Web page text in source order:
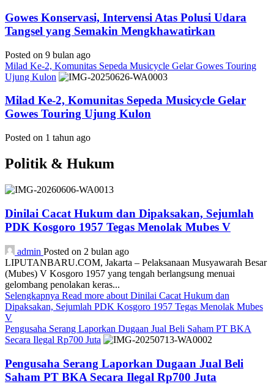
Gowes Konservasi, Intervensi Atas Polusi Udara
Tangsel yang Semakin Mengkhawatirkan
Posted on 9 bulan ago
Milad Ke-2, Komunitas Sepeda Musicycle Gelar Gowes Touring
Ujung Kulon
Milad Ke-2, Komunitas Sepeda Musicycle Gelar
Gowes Touring Ujung Kulon
Posted on 1 tahun ago
Politik & Hukum
Dinilai Cacat Hukum dan Dipaksakan, Sejumlah
PDK Kosgoro 1957 Tegas Menolak Mubes V
admin Posted on 2 bulan ago
LIPUTANBARU.COM, Jakarta – Pelaksanaan Musyawarah Besar
(Mubes) V Kosgoro 1957 yang tengah berlangsung menuai
gelombang penolakan keras...
Selengkapnya Read more about Dinilai Cacat Hukum dan
Dipaksakan, Sejumlah PDK Kosgoro 1957 Tegas Menolak Mubes
V
Pengusaha Serang Laporkan Dugaan Jual Beli Saham PT BKA
Secara Ilegal Rp700 Juta
Pengusaha Serang Laporkan Dugaan Jual Beli
Saham PT BKA Secara Ilegal Rp700 Juta